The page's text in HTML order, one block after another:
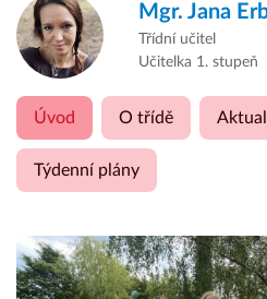
Mgr. Jana
Třídní učitel
Učitelka 1. stupeň
Úvod O třídě
Týdenní plány